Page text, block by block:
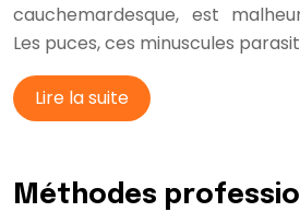
cauchemardesque, est
Les puces, ces minuscules
Lire la suite
Méthodes